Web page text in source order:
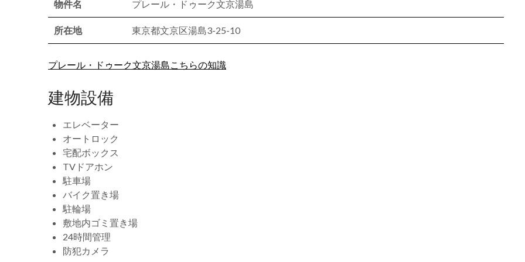
物件名 プレール・ドゥーク文京湯島
所在地 東京都文京区湯島3-25-10
プレール・ドゥーク文京湯島こちらの知識
建物設備
エレベーター
オートロック
宅配ボックス
TVドアホン
駐車場
バイク置き場
駐輪場
敷地内ゴミ置き場
24時間管理
防犯カメラ